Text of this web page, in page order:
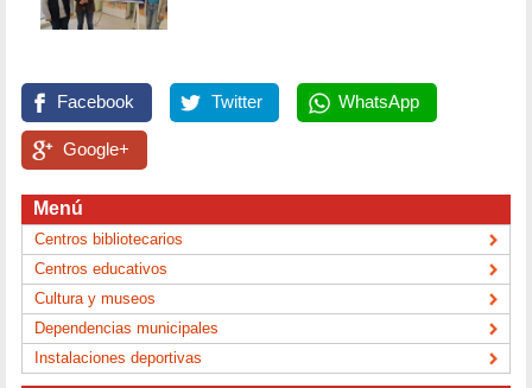
Facebook Twitter WhatsApp
Google+
Menú
Centros bibliotecarios
Centros educativos
Cultura y museos
Dependencias municipales
Instalaciones deportivas